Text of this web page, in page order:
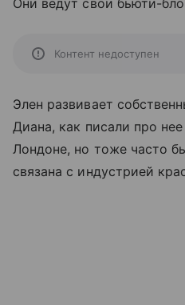
Они ведут свои бьюти-
Контент недоступен
Элен развивает
Диана, как писали про
Лондоне, но тоже часто
связана с индустрией